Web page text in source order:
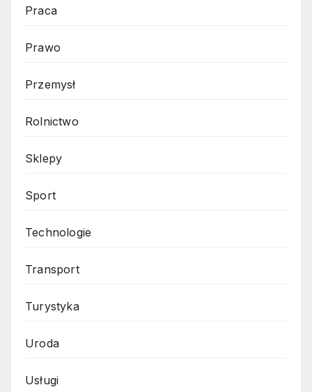
Praca
Prawo
Przemysł
Rolnictwo
Sklepy
Sport
Technologie
Transport
Turystyka
Uroda
Usługi